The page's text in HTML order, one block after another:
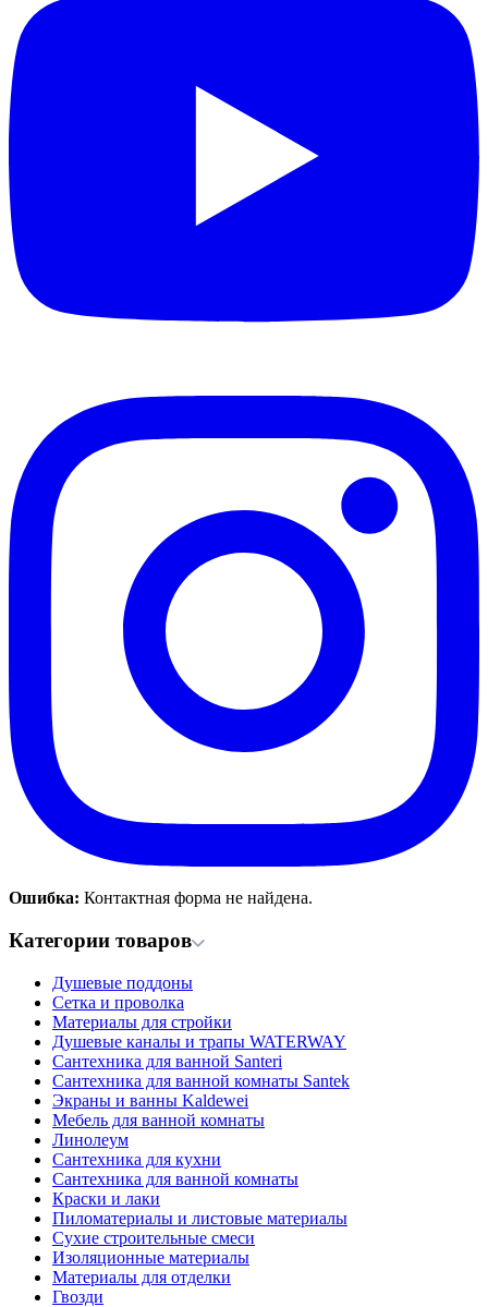
Ошибка: Контактная форма не найдена.
Категории товаров
Душевые поддоны
Сетка и проволка
Материалы для стройки
Душевые каналы и трапы WATERWAY
Сантехника для ванной Santeri
Сантехника для ванной комнаты Santek
Экраны и ванны Kaldewei
Мебель для ванной комнаты
Линолеум
Сантехника для кухни
Сантехника для ванной комнаты
Краски и лаки
Пиломатериалы и листовые материалы
Сухие строительные смеси
Изоляционные материалы
Материалы для отделки
Гвозди